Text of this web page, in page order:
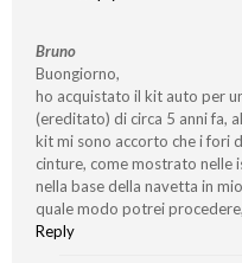
Bruno
Buongiorno,
ho acquistato il kit auto per
(ereditato) di circa 5 anni fa,
kit mi sono accorto che i fori
cinture, come mostrato nelle
nella base della navetta in
quale modo potrei
Reply